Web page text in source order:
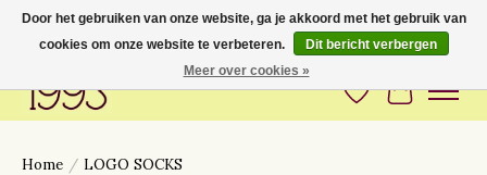
Love to have you around
Verlanglijst
Home / LOGO SOCKS
Door het gebruiken van onze website, ga je akkoord met het gebruik van
cookies om onze website te verbeteren.
Dit bericht verbergen
Meer over cookies »